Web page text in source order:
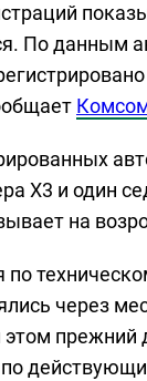
По данным
X3 и один
на
через
этом
по